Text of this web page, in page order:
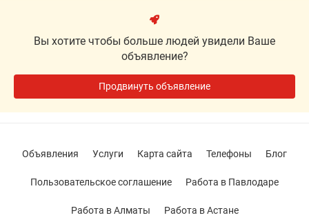
Вы хотите чтобы больше людей увидели Ваше
объявление?
Продвинуть объявление
Объявления Услуги Карта сайта Телефоны Блог
Пользовательское соглашение Работа в Павлодаре
Работа в Алматы Работа в Астане